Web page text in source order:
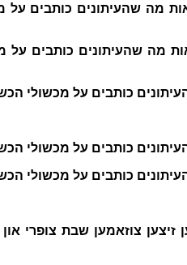
מה שהעיתונים כותבים על
מה שהעיתונים כותבים על
כותבים על מכשולי
כותבים על מכשולי
כותבים על מכשולי
זיצען צוזאמען שבת